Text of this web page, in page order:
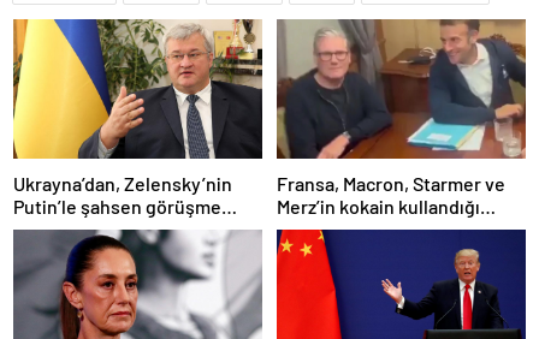
Ukrayna’dan, Zelensky’nin
Putin’le şahsen görüşme
talebine ilişkin açıklama
Fransa, Macron, Starmer ve
Merz’in kokain kullandığı
iddiasını yalanladı